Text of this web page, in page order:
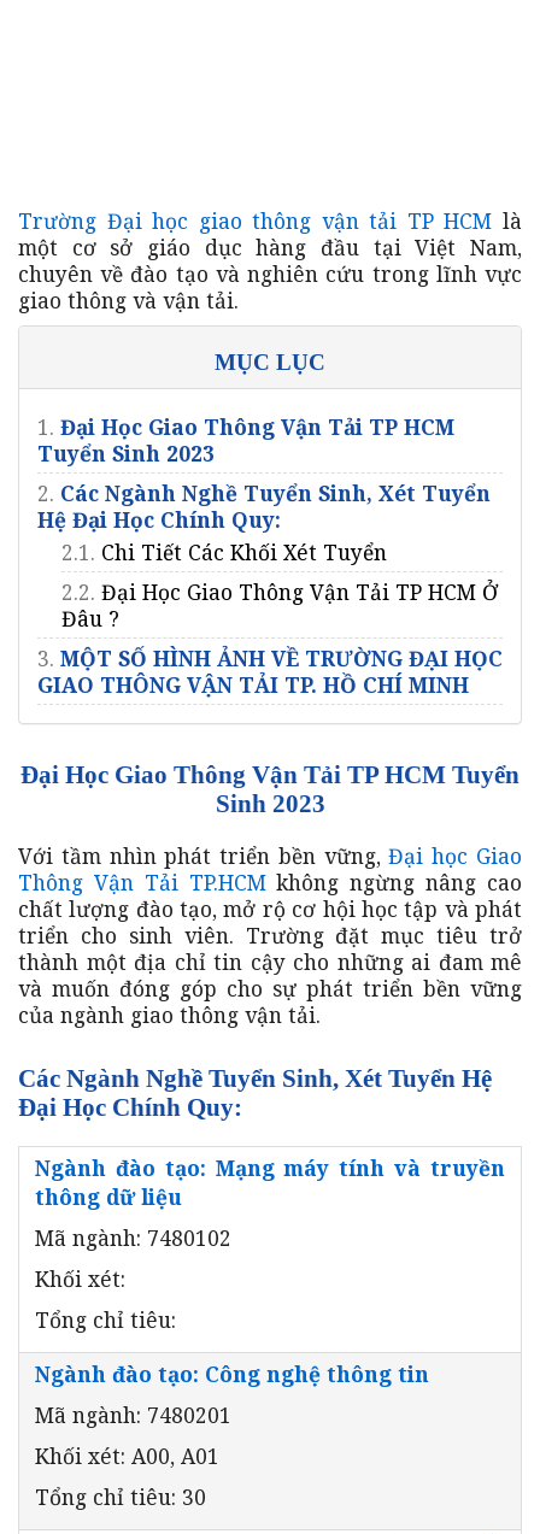
Trường Đại học giao thông vận tải TP HCM là
một cơ sở giáo dục hàng đầu tại Việt Nam,
chuyên về đào tạo và nghiên cứu trong lĩnh vực
giao thông và vận tải.
MỤC LỤC
1. Đại Học Giao Thông Vận Tải TP HCM
Tuyển Sinh 2023
2. Các Ngành Nghề Tuyển Sinh, Xét Tuyển
Hệ Đại Học Chính Quy:
2.1. Chi Tiết Các Khối Xét Tuyển
2.2. Đại Học Giao Thông Vận Tải TP HCM Ở
Đâu ?
3. MỘT SỐ HÌNH ẢNH VỀ TRƯỜNG ĐẠI HỌC
GIAO THÔNG VẬN TẢI TP. HỒ CHÍ MINH
Đại Học Giao Thông Vận Tải TP HCM Tuyển
Sinh 2023
Với tầm nhìn phát triển bền vững,Đại học Giao
Thông Vận Tải TP.HCMkhông ngừng nâng cao
chất lượng đào tạo, mở rộ cơ hội học tập và phát
triển cho sinh viên. Trường đặt mục tiêu trở
thành một địa chỉ tin cậy cho những ai đam mê
và muốn đóng góp cho sự phát triển bền vững
của ngành giao thông vận tải.
Các Ngành Nghề Tuyển Sinh, Xét Tuyển Hệ
Đại Học Chính Quy:
Ngành đào tạo: Mạng máy tính và truyền
thông dữ liệu
Mã ngành: 7480102
Khối xét:
Tổng chỉ tiêu:
Ngành đào tạo: Công nghệ thông tin
Mã ngành: 7480201
Khối xét: A00, A01
Tổng chỉ tiêu: 30